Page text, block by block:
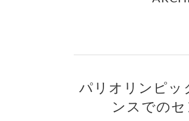
パリオリンピッ
ンスでの